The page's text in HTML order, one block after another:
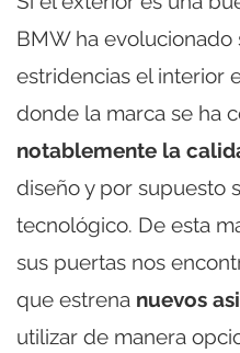
BMW ha
estridencias el interior
donde la marca se ha
notablemente la
diseño y por supuesto
tecnológico. De esta
sus puertas nos
que estrena nuevos
utilizar de manera